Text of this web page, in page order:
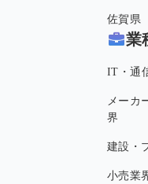
佐賀県
業
IT・通
メーカ
界
建設・
小売業